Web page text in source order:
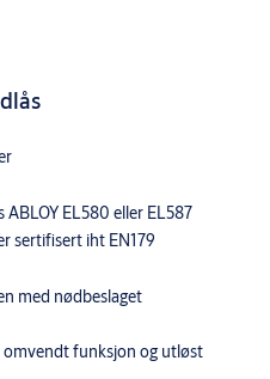
EL580 eller EL587
sertifisert iht EN179
med nødbeslaget
funksjon og utløst